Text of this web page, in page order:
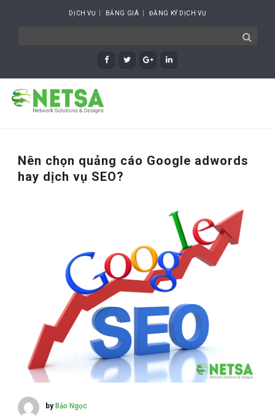
DỊCH VỤ BẢNG GIÁ ĐĂNG KÝ DỊCH VỤ
Nên chọn quảng cáo Google adwords
hay dịch vụ SEO?
by Bảo Ngọc